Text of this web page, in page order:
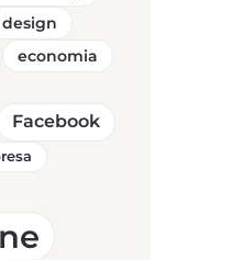
design
economia
Facebook